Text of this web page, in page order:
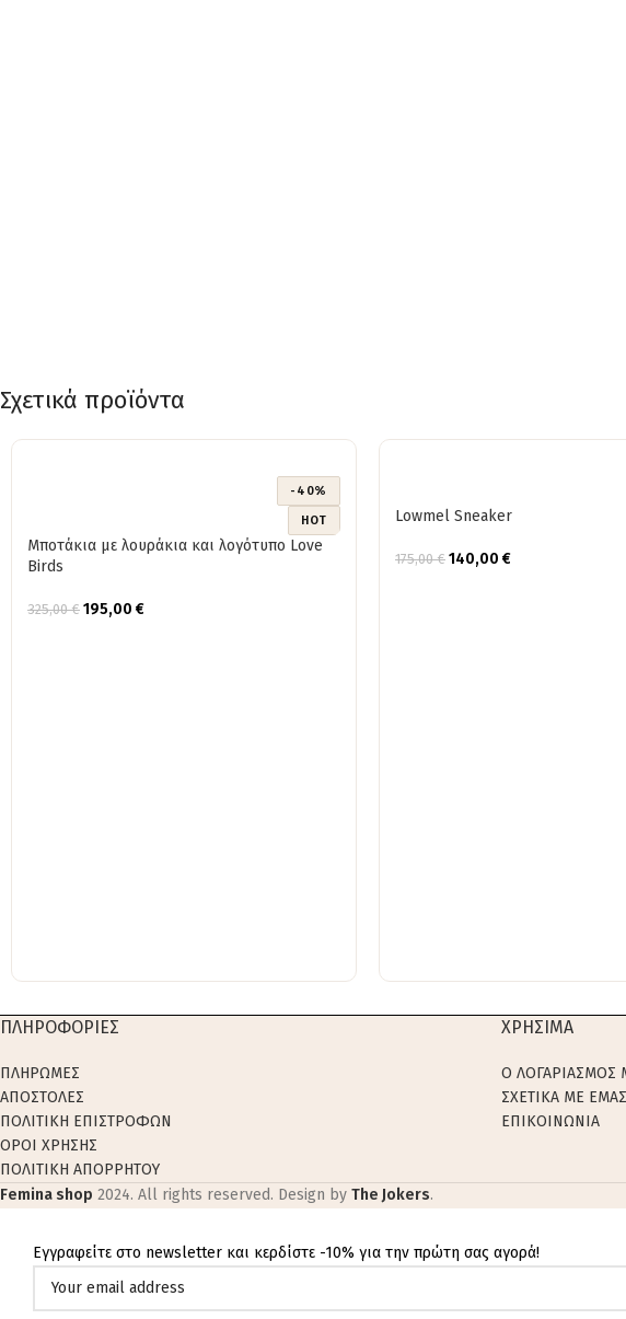
Σχετικά προϊόντα
-40%
HOT
Μπoτάκια με λουράκια και λογότυπο Love
Birds
325,00€ 195,00 €
Lowmel Sneaker
175,00€ 140,00 €
ΠΛΗΡΟΦΟΡΙΕΣ
ΠΛΗΡΩΜΕΣ
ΑΠΟΣΤΟΛΕΣ
ΠΟΛΙΤΙΚΗ ΕΠΙΣΤΡΟΦΩΝ
ΟΡΟΙ ΧΡΗΣΗΣ
ΠΟΛΙΤΙΚΗ ΑΠΟΡΡΗΤΟΥ
ΧΡΗΣΙΜΑ
Ο ΛΟΓΑΡΙΑΣΜΟΣ
ΣΧΕΤΙΚΑ ΜΕ ΕΜΑΣ
ΕΠΙΚΟΙΝΩΝΙΑ
Femina shop 2024. All rights reserved. Design by The Jokers.
Εγγραφείτε στο newsletter και κερδίστε -10% για την πρώτη σας αγορά!